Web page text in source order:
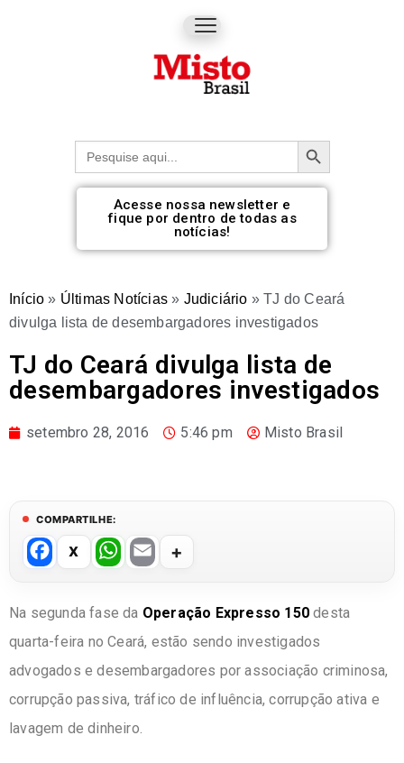
Procurar: Botão de pesquisa
Acesse nossa newsletter e
fique por dentro de todas as
notícias!
Início » Últimas Notícias » Judiciário »TJ do Ceará
divulga lista de desembargadores investigados
TJ do Ceará divulga lista de
desembargadores investigados
setembro 28, 2016 5:46 pm Misto Brasil
COMPARTILHE:
F
a
c
e
b
o
o
W
h
at
s
A
p
p
E
ail
Na segunda fase da Operação Expresso 150 desta
quarta-feira no Ceará, estão sendo investigados
advogados e desembargadores por associação criminosa,
corrupção passiva, tráfico de influência, corrupção ativa e
lavagem de dinheiro.